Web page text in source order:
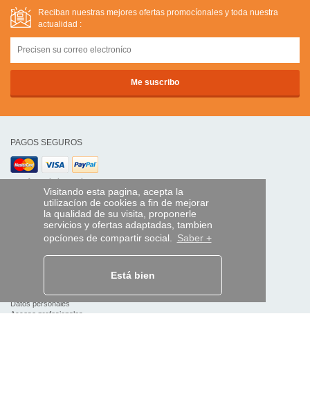
Visitando esta pagina, acepta la
utilizacíon de cookies a fin de mejorar
la qualidad de su visita, proponerle
servicios y ofertas adaptadas, tambien
opcíones de compartir social. Saber +
Está bien
Reciban nuestras mejores ofertas promocíonales y toda nuestra
actualidad :
PAGOS SEGUROS
transferencia bancaria
AYUDA Y SERVICIOS
Localice su envío
MANDO EXPRESS
Datos personales
Acceso profesionales